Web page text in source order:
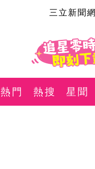
三立新聞網
熱門 熱搜 星聞